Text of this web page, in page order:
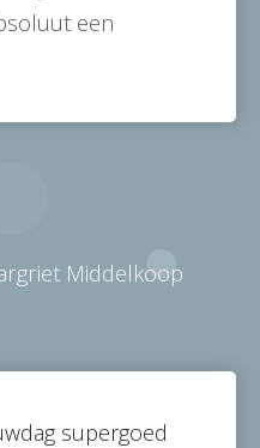
een
Middelkoop
supergoed